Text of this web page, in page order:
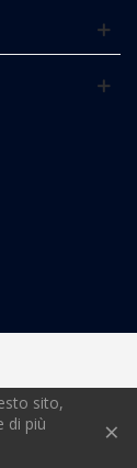
sito,
di più
×